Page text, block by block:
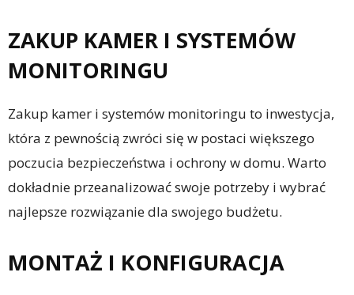
ZAKUP KAMER I SYSTEMÓW
MONITORINGU
Zakup kamer i systemów monitoringu to inwestycja,
która z pewnością zwróci się w postaci większego
poczucia bezpieczeństwa i ochrony w domu. Warto
dokładnie przeanalizować swoje potrzeby i wybrać
najlepsze rozwiązanie dla swojego budżetu.
MONTAŻ I KONFIGURACJA